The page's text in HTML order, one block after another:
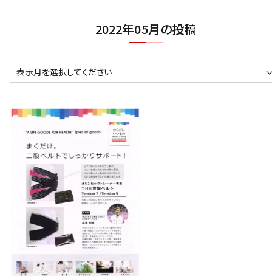
2022年05月の投稿
表示月を選択してください